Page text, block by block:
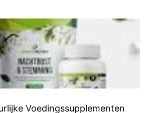
Voedingssupplementen